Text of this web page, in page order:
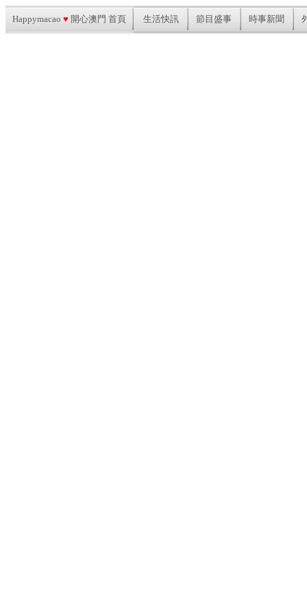
Happymacao ♥ 開心澳門 首頁 生活快訊 節目盛事 時事新聞